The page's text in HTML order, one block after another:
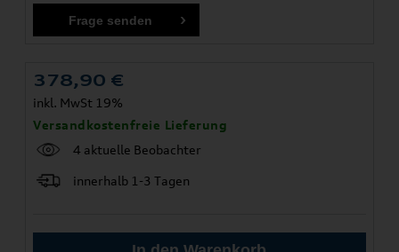
378,90 €
inkl. MwSt 19%
Versandkostenfreie Lieferung
4 aktuelle Beobachter
innerhalb 1-3 Tagen